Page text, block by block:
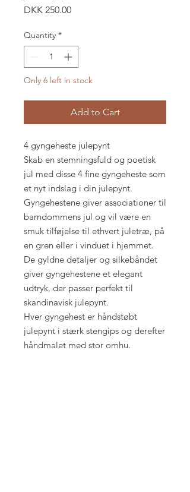
DKK 250.00Price
Quantity *
Only 6 left in stock
Add to Cart
4 gyngeheste julepynt
Skab en stemningsfuld og poetisk
jul med disse 4 fine gyngeheste som
et nyt indslag i din julepynt.
Gyngehestene giver associationer til
barndommens jul og vil være en
smuk tilføjelse til ethvert juletræ, på
en gren eller i vinduet i hjemmet.
De gyldne detaljer og silkebåndet
giver gyngehestene et elegant
udtryk, der passer perfekt til
skandinavisk julepynt.
Hver gyngehest er håndstøbt
julepynt i stærk stengips og derefter
håndmalet med stor omhu.